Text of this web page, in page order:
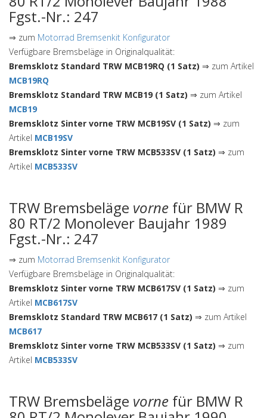
Fgst.-Nr.: 247
⇒ zum Motorrad Bremsenkit Konfigurator
Verfügbare Bremsbeläge in Originalqualität:
Bremsklotz Standard TRW MCB19RQ (1 Satz) ⇒ zum Artikel
MCB19RQ
Bremsklotz Standard TRW MCB19 (1 Satz) ⇒ zum Artikel
MCB19
Bremsklotz Sinter vorne TRW MCB19SV (1 Satz) ⇒ zum
Artikel MCB19SV
Bremsklotz Sinter vorne TRW MCB533SV (1 Satz) ⇒ zum
Artikel MCB533SV
TRW Bremsbeläge vorne für BMW R
80 RT/2 Monolever Baujahr 1989
Fgst.-Nr.: 247
⇒ zum Motorrad Bremsenkit Konfigurator
Verfügbare Bremsbeläge in Originalqualität:
Bremsklotz Sinter vorne TRW MCB617SV (1 Satz) ⇒ zum
Artikel MCB617SV
Bremsklotz Standard TRW MCB617 (1 Satz) ⇒ zum Artikel
MCB617
Bremsklotz Sinter vorne TRW MCB533SV (1 Satz) ⇒ zum
Artikel MCB533SV
TRW Bremsbeläge vorne für BMW R